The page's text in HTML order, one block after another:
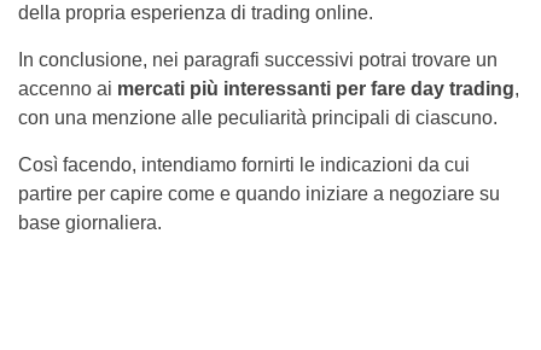
della propria esperienza di trading online.
In conclusione, nei paragrafi successivi potrai trovare un
accenno ai mercati più interessanti per fare day trading,
con una menzione alle peculiarità principali di ciascuno.
Così facendo, intendiamo fornirti le indicazioni da cui
partire per capire come e quando iniziare a negoziare su
base giornaliera.